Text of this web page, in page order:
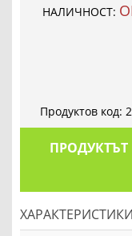
НАЛИЧНОСТ:
Продуктов код:
ПРОДУКТЪТ
ХАРАКТЕРИСТИКИ